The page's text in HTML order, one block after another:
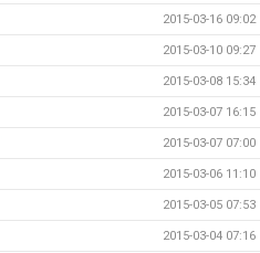
2015-03-16 09:02
2015-03-10 09:27
2015-03-08 15:34
2015-03-07 16:15
2015-03-07 07:00
2015-03-06 11:10
2015-03-05 07:53
2015-03-04 07:16